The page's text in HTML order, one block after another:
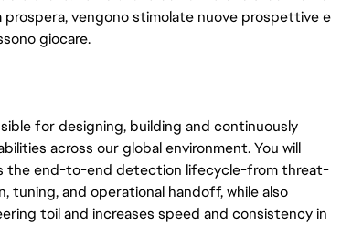
vengono stimolate nuove prospettive e
giocare.
for designing, building and continuously
across our global environment. You will
the end-to-end detection lifecycle-from threat-
tuning, and operational handoff, while also
toil and increases speed and consistency in